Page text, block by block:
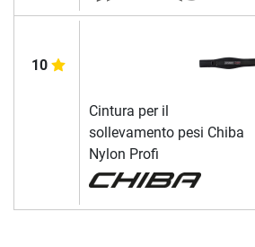
10
Cintura per il
sollevamento pesi Chiba
Nylon Profi